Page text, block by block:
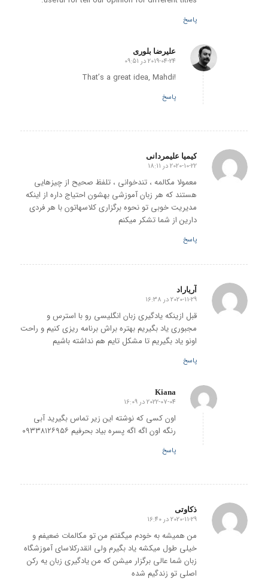
پاسخ
علیرضا بلوری
گفته:
2019-04-24 در 09:51
!That’s a great idea, Mahdi
پاسخ
کیمیا علیمردانی
گفته:
2020-10-22 در 18:11
معمولا مکالمه ، تندخوانی ، تلفظ صحیح از چیزهایی
هستند که هر زبان آموزشی بهشون احتیاج داره از اینکه
مدیریت خوبی تو نحوه برگزاری کلاسهاتون با هر فردی
دارین از شما تشکر میکنم
پاسخ
آریاراد
گفته:
2020-11-29 در 16:38
قبل ازینکه یادگیری زبان انگلیسی رو با استرس و
مجبوری یاد بگیریم بهتره براش برنامه ریزی کنیم و راحت
اونو یاد بگیریم تا مشکل تایم هم نداشته باشیم
پاسخ
Kiana
گفته:
2022-07-04 در 16:09
اون کسی که نوشته این زیر تماس بگیرید آبی
رنگه اون اگه اگه پسره بیاد بحرفیم ۰۹۳۳۸۱۲۶۹۵۶
پاسخ
ذکاوتی
گفته:
2020-11-29 در 16:40
من همیشه به خودم میگفتم من تو مکالمات ضعیفم و
خیلی طول میکشه یاد بگیرم ولی انقدرکلاسای آموزشگاه
زبان شما عالی برگزار میشن که من یادگیری زبان یه رکن
اصلی تو زندگیم شده